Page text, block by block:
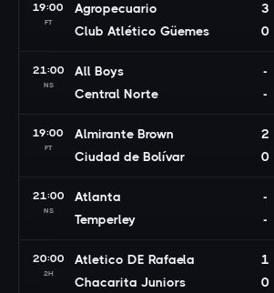
19:00
FT
Agropecuario
3
Club Atlético Güemes
0
21:00
NS
All Boys
-
Central Norte
-
19:00
FT
Almirante Brown
2
Ciudad de Bolívar
0
21:00
NS
Atlanta
-
Temperley
-
20:00
2H
Atletico DE Rafaela
1
Chacarita Juniors
0